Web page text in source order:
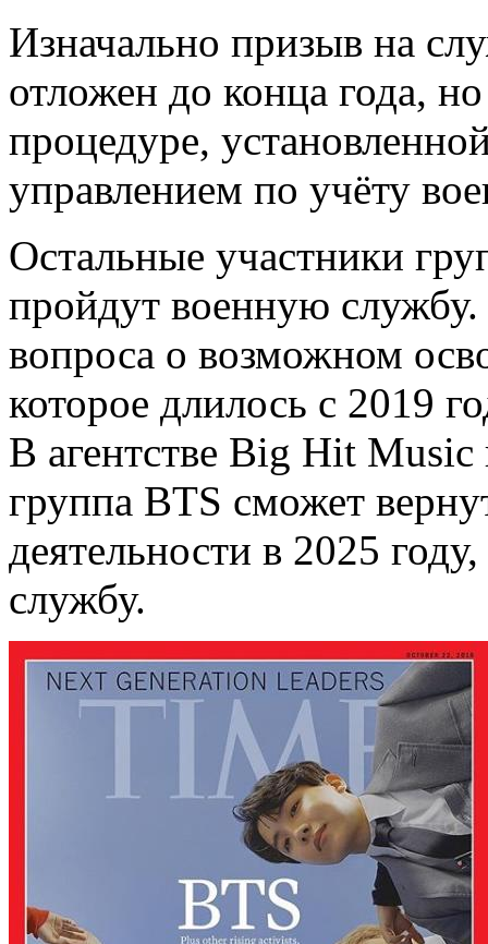
Изначально призыв на
отложен до конца года,
процедуре,
управлением по учёту
Остальные участники
пройдут военную
вопроса о возможном
которое длилось с 2019
В агентстве Big Hit
группа BTS сможет
деятельности в 2025
службу.